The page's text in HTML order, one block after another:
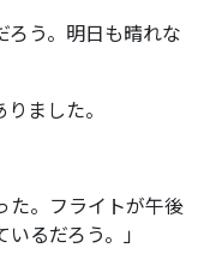
ろう。明日も晴れな
ました。
た。フライトが午後
るだろう。」